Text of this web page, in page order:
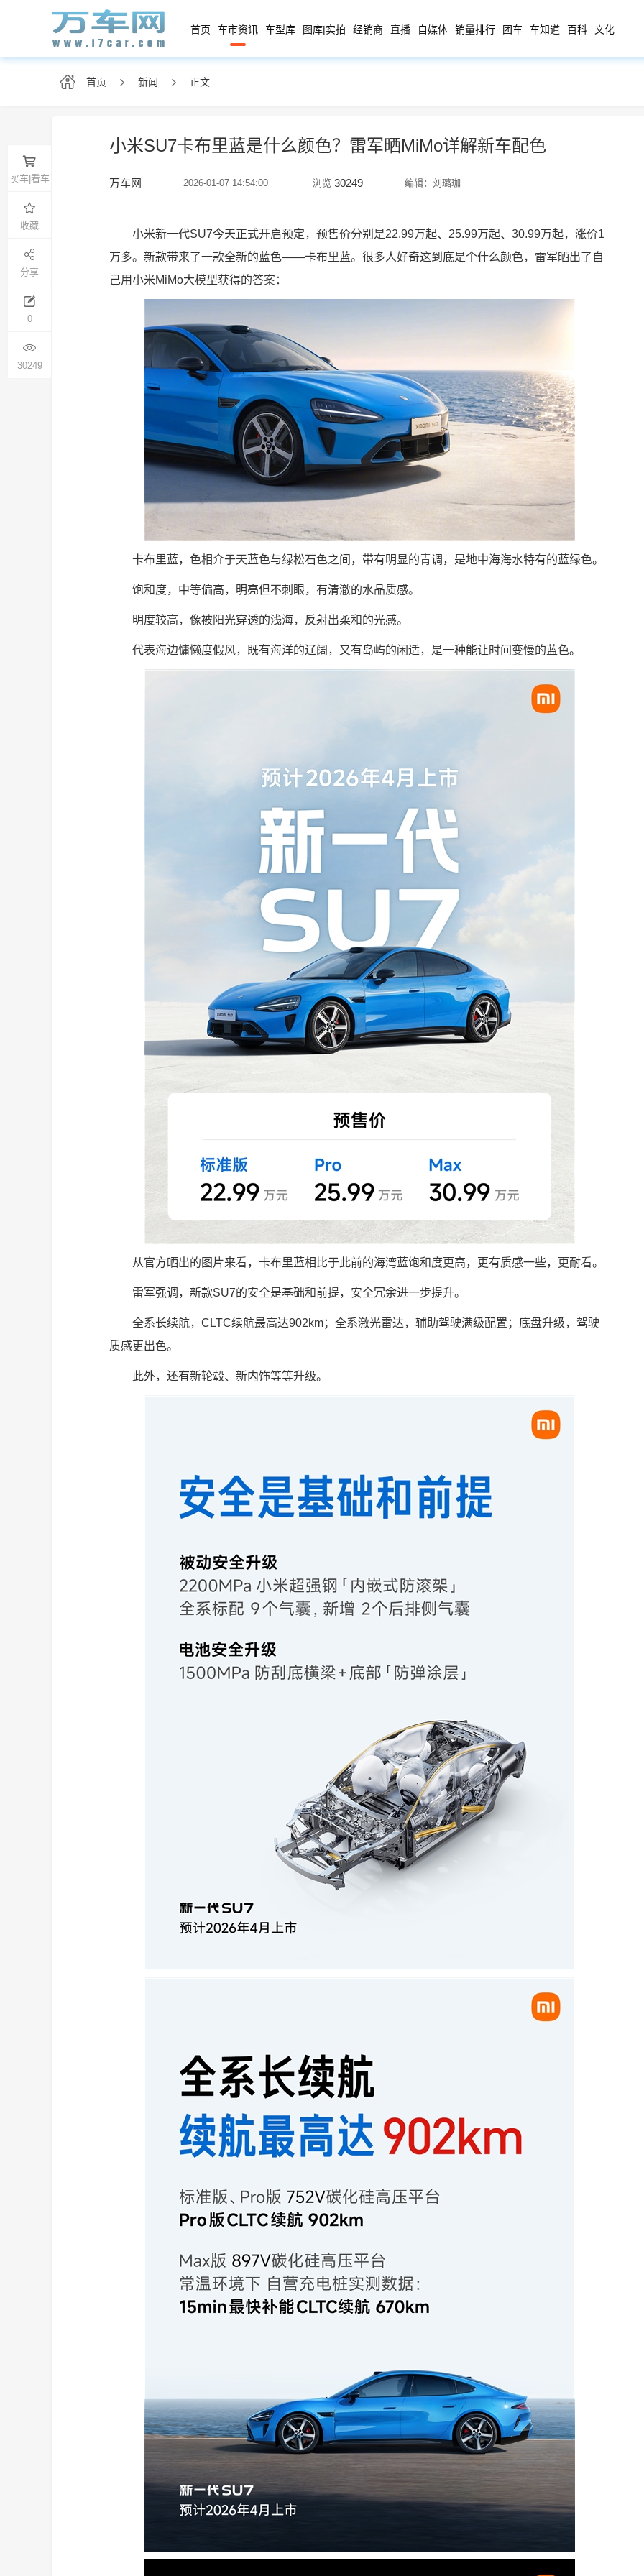
首页 车市资讯 车型库 图库|实拍 经销商 直播 自媒体 销量排行 团车 车知道 百科 文化
首页 新闻 正文
小米SU7卡布里蓝是什么颜色？雷军晒MiMo详解新车配色
万车网 2026-01-07 14:54:00 浏览 30249 编辑：刘璐珈
买车|看车
收藏
分享
0
30249
小米新一代SU7今天正式开启预定，预售价分别是22.99万起、25.99万起、30.99万起，涨价1
万多。 新款带来了一款全新的蓝色——卡布里蓝。 很多人好奇这到底是个什么颜色，雷军晒出了自
己用小米MiMo大模型获得的答案：
卡布里蓝，色相介于天蓝色与绿松石色之间，带有明显的青调，是地中海海水特有的蓝绿色。
饱和度，中等偏高，明亮但不刺眼，有清澈的水晶质感。
明度较高，像被阳光穿透的浅海，反射出柔和的光感。
代表海边慵懒度假风，既有海洋的辽阔，又有岛屿的闲适，是一种能让时间变慢的蓝色。
从官方晒出的图片来看，卡布里蓝相比于此前的海湾蓝饱和度更高，更有质感一些，更耐看。
雷军强调，新款SU7的安全是基础和前提，安全冗余进一步提升。
全系长续航，CLTC续航最高达902km；全系激光雷达，辅助驾驶满级配置；底盘升级，驾驶
质感更出色。
此外，还有新轮毂、新内饰等等升级。